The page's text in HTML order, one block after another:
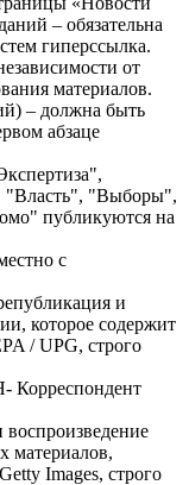
– обязательна
гиперссылка.
от
материалов.
– должна быть
абзаце
"Власть", "Выборы",
публикуются на
с
и
которое содержит
/ UPG, строго
Корреспондент
материалов,
Images, строго